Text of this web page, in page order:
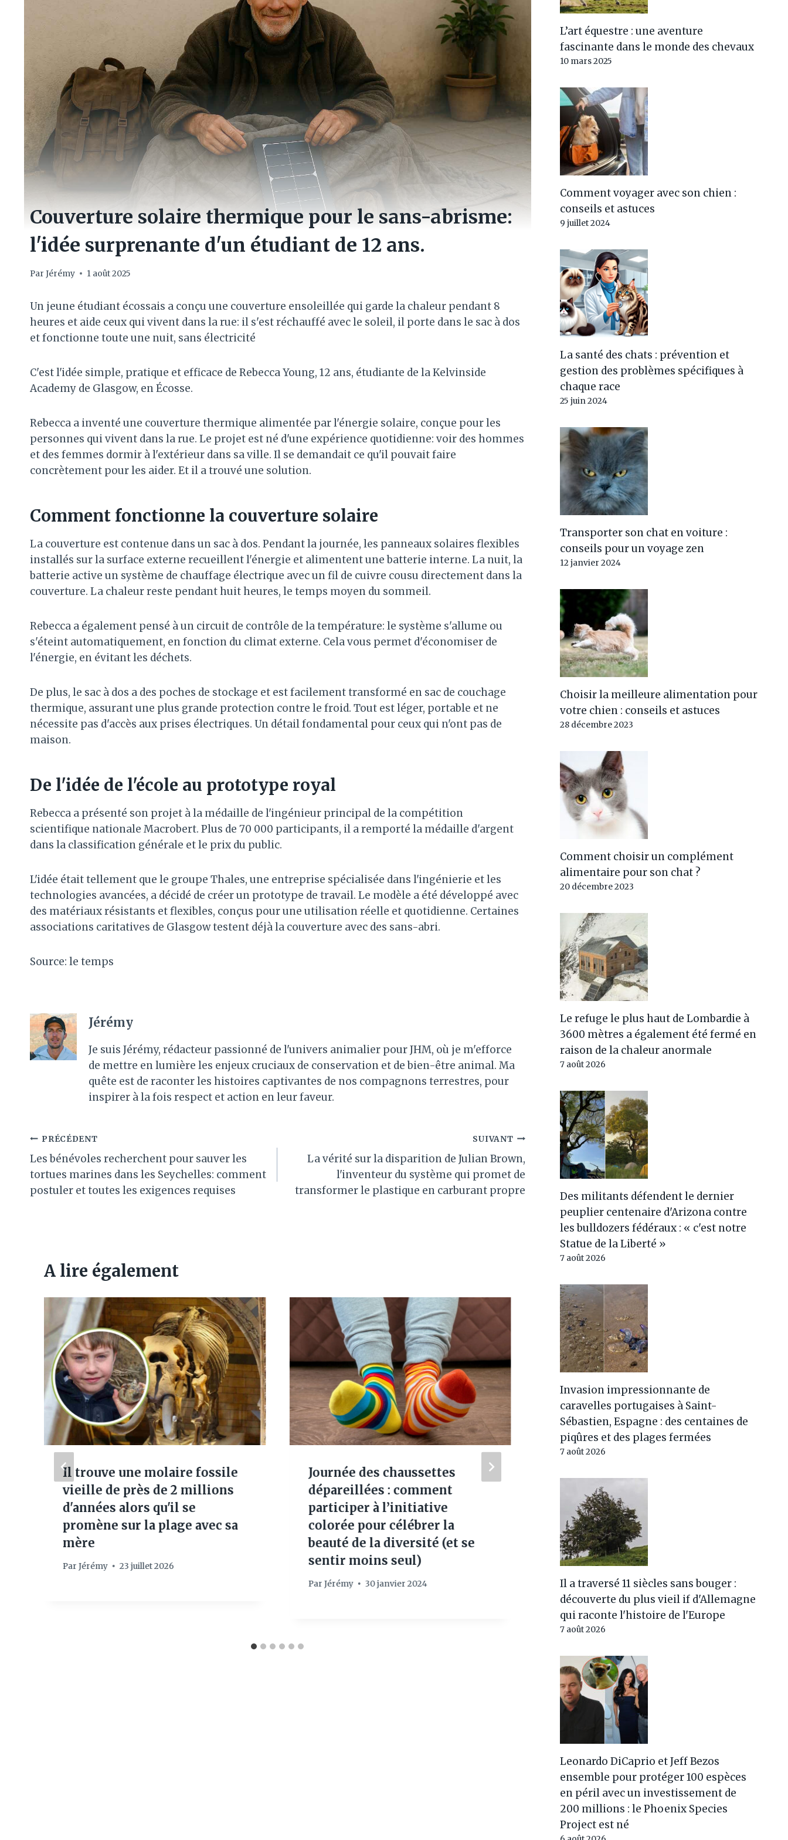
Couverture solaire thermique pour le sans-abrisme:
l'idée surprenante d'un étudiant de 12 ans.
Par Jérémy 1 août 2025
Un jeune étudiant écossais a conçu une couverture ensoleillée qui garde la chaleur pendant 8
heures et aide ceux qui vivent dans la rue: il s'est réchauffé avec le soleil, il porte dans le sac à dos
et fonctionne toute une nuit, sans électricité
C'est l'idée simple, pratique et efficace de Rebecca Young, 12 ans, étudiante de la Kelvinside
Academy de Glasgow, en Écosse.
Rebecca a inventé une couverture thermique alimentée par l'énergie solaire, conçue pour les
personnes qui vivent dans la rue. Le projet est né d'une expérience quotidienne: voir des hommes
et des femmes dormir à l'extérieur dans sa ville. Il se demandait ce qu'il pouvait faire
concrètement pour les aider. Et il a trouvé une solution.
Comment fonctionne la couverture solaire
La couverture est contenue dans un sac à dos. Pendant la journée, les panneaux solaires flexibles
installés sur la surface externe recueillent l'énergie et alimentent une batterie interne. La nuit, la
batterie active un système de chauffage électrique avec un fil de cuivre cousu directement dans la
couverture. La chaleur reste pendant huit heures, le temps moyen du sommeil.
Rebecca a également pensé à un circuit de contrôle de la température: le système s'allume ou
s'éteint automatiquement, en fonction du climat externe. Cela vous permet d'économiser de
l'énergie, en évitant les déchets.
De plus, le sac à dos a des poches de stockage et est facilement transformé en sac de couchage
thermique, assurant une plus grande protection contre le froid. Tout est léger, portable et ne
nécessite pas d'accès aux prises électriques. Un détail fondamental pour ceux qui n'ont pas de
maison.
De l'idée de l'école au prototype royal
Rebecca a présenté son projet à la médaille de l'ingénieur principal de la compétition
scientifique nationale Macrobert. Plus de 70 000 participants, il a remporté la médaille d'argent
dans la classification générale et le prix du public.
L'idée était tellement que le groupe Thales, une entreprise spécialisée dans l'ingénierie et les
technologies avancées, a décidé de créer un prototype de travail. Le modèle a été développé avec
des matériaux résistants et flexibles, conçus pour une utilisation réelle et quotidienne. Certaines
associations caritatives de Glasgow testent déjà la couverture avec des sans-abri.
Source: le temps
Jérémy
Je suis Jérémy, rédacteur passionné de l'univers animalier pour JHM, où je m'efforce
de mettre en lumière les enjeux cruciaux de conservation et de bien-être animal. Ma
quête est de raconter les histoires captivantes de nos compagnons terrestres, pour
inspirer à la fois respect et action en leur faveur.
Navigation
de
l’article
PRÉCÉDENT
Les bénévoles recherchent pour sauver les
tortues marines dans les Seychelles: comment
postuler et toutes les exigences requises
SUIVANT
La vérité sur la disparition de Julian Brown,
l'inventeur du système qui promet de
transformer le plastique en carburant propre
A lire également
Il trouve une molaire fossile
vieille de près de 2 millions
d'années alors qu'il se
promène sur la plage avec sa
mère
Par Jérémy 23 juillet 2026
Journée des chaussettes
dépareillées : comment
participer à l’initiative
colorée pour célébrer la
beauté de la diversité (et se
sentir moins seul)
Par Jérémy 30 janvier 2024
seulement les voitures
électriques, le festival de la
mobilité durable de Rome
démarre avec des
événements pour toute la
famille
ParJérémy 8 juin 2024
L’art équestre : une aventure
fascinante dans le monde des chevaux
10 mars 2025
Comment voyager avec son chien :
conseils et astuces
9 juillet 2024
La santé des chats : prévention et
gestion des problèmes spécifiques à
chaque race
25 juin 2024
Transporter son chat en voiture :
conseils pour un voyage zen
12 janvier 2024
Choisir la meilleure alimentation pour
votre chien : conseils et astuces
28 décembre 2023
Comment choisir un complément
alimentaire pour son chat ?
20 décembre 2023
Le refuge le plus haut de Lombardie à
3600 mètres a également été fermé en
raison de la chaleur anormale
7 août 2026
Des militants défendent le dernier
peuplier centenaire d'Arizona contre
les bulldozers fédéraux : « c'est notre
Statue de la Liberté »
7 août 2026
Invasion impressionnante de
caravelles portugaises à Saint-
Sébastien, Espagne : des centaines de
piqûres et des plages fermées
7 août 2026
Il a traversé 11 siècles sans bouger :
découverte du plus vieil if d'Allemagne
qui raconte l'histoire de l'Europe
7 août 2026
Leonardo DiCaprio et Jeff Bezos
ensemble pour protéger 100 espèces
en péril avec un investissement de
200 millions : le Phoenix Species
Project est né